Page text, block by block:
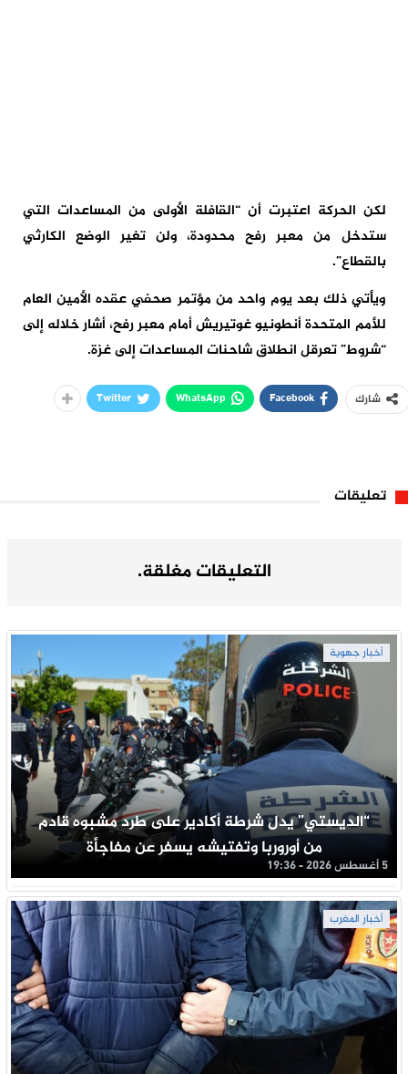
لكن الحركة اعتبرت أن “القافلة الأولى من المساعدات التي
ستدخل من معبر رفح محدودة، ولن تغير الوضع الكارثي
بالقطاع”.
ويأتي ذلك بعد يوم واحد من مؤتمر صحفي عقده الأمين العام
للأمم المتحدة أنطونيو غوتيريش أمام معبر رفح، أشار خلاله إلى
“شروط” تعرقل انطلاق شاحنات المساعدات إلى غزة.
شارك Facebook
WhatsApp
Twitter
تعليقات
التعليقات مغلقة.
أخبار جهوية
“الديستي” يدل شرطة أكادير على طرد مشبوه قادم
من أوروربا وتفتيشه يسفر عن مفاجأة
5 أغسطس 2026 - 19:36
أخبار المغرب